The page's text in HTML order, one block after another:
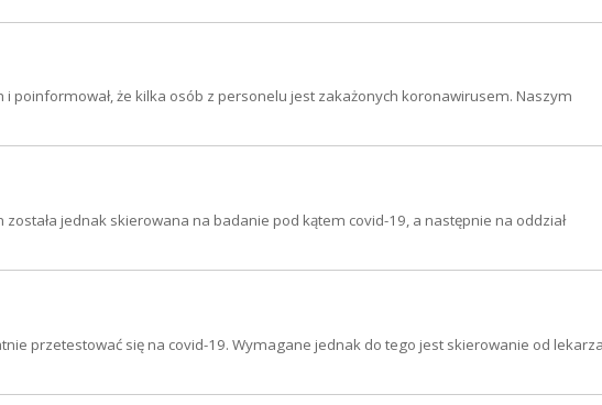
i poinformował, że kilka osób z personelu jest zakażonych koronawirusem. Naszym
została jednak skierowana na badanie pod kątem covid-19, a następnie na oddział
przetestować się na covid-19. Wymagane jednak do tego jest skierowanie od lekarza